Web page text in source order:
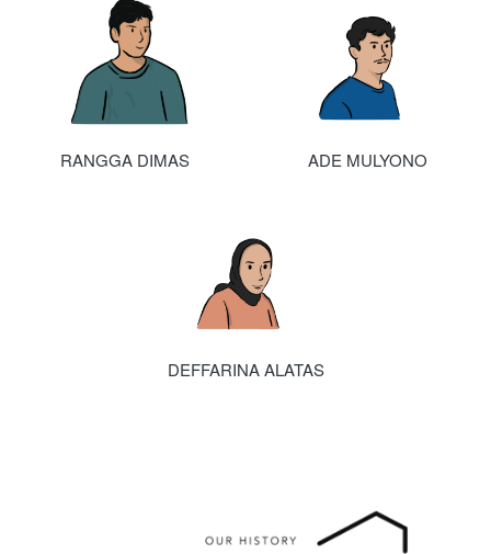
RANGGA DIMAS ADE MULYONO
DEFFARINA ALATAS